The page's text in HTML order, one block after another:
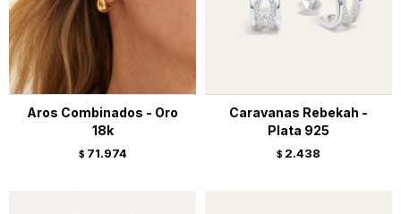
Aros Combinados - Oro
18k
$ 71.974
Caravanas Rebekah -
Plata 925
$ 2.438